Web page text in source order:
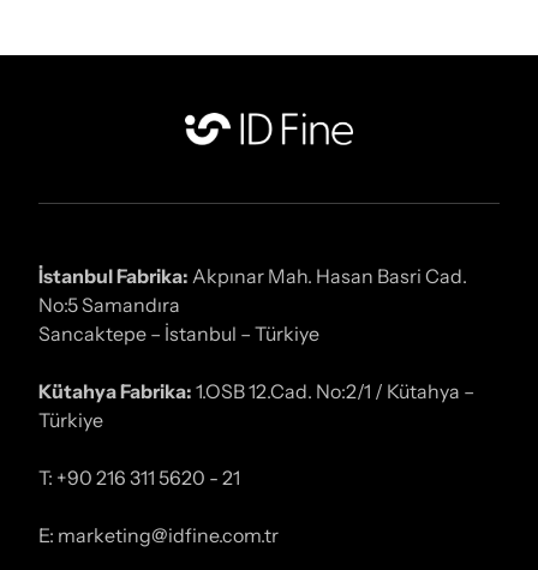
İstanbul Fabrika: Akpınar Mah. Hasan Basri Cad.
No:5 Samandıra
Sancaktepe – İstanbul – Türkiye
Kütahya Fabrika: 1.OSB 12.Cad. No:2/1 / Kütahya –
Türkiye
T: +90 216 311 5620 - 21
E: marketing@idfine.com.tr